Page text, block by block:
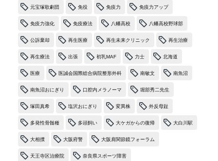
元宝塚歌劇団 免役 免疫力 免疫力アップ
免疫力強化 免疫療法 八幡高校 八幡高校野球部
公訴棄却 再生医療 再生未来クリニック 再生治療
再生療法 出張 初乳MAF 力士 北海道
医療 医誠会国際総合病院整形外科 南敏文 南魚沼
南魚沼おにぎり 口腔内メラノーマ 堀部秀二先生
塚田真希 塩沢おにぎり 変異株 外反母趾
多発性骨髄種 多頭飼い 大ケガからの復帰 大白川駅
大相撲 大阪府警 大阪肩関節鏡フォーラム
天王寺区治療院 奈良県スポーツ障害